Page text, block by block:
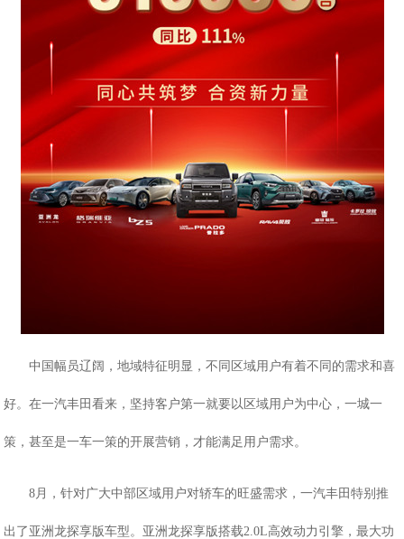
中国幅员辽阔，地域特征明显，不同区域用户有着不同的需求和喜
好。在一汽丰田看来，坚持客户第一就要以区域用户为中心，一城一
策，甚至是一车一策的开展营销，才能满足用户需求。
8月，针对广大中部区域用户对轿车的旺盛需求，一汽丰田特别推
出了亚洲龙探享版车型。亚洲龙探享版搭载2.0L高效动力引擎，最大功